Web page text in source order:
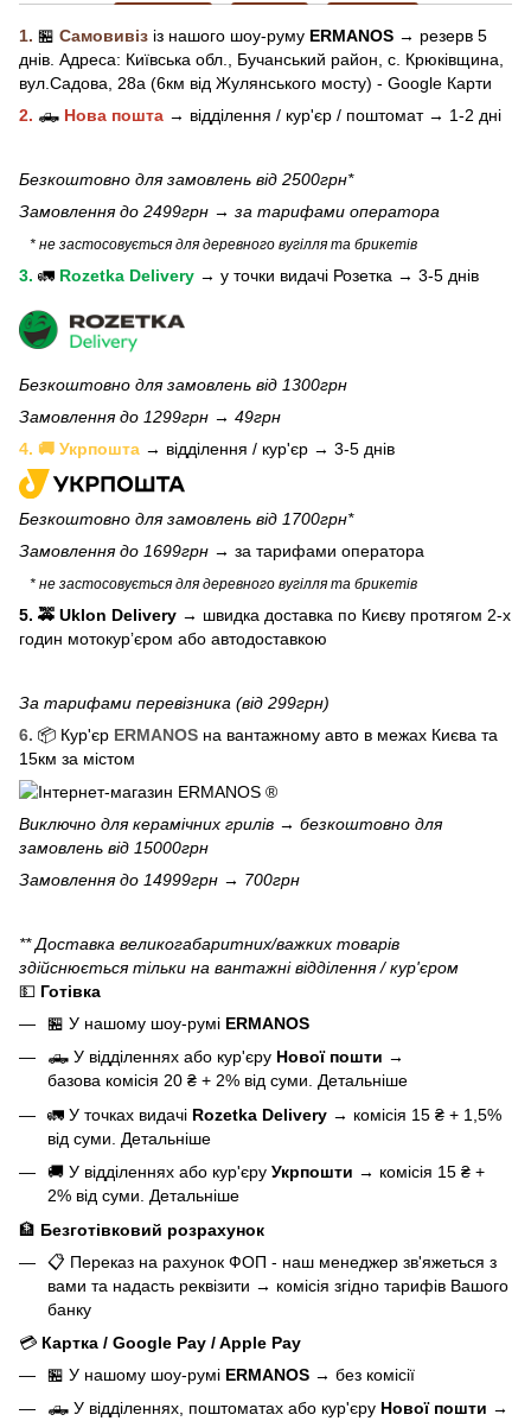
1. 🏪 Самовивіз із нашого шоу-руму ERMANOS → резерв 5
днів. Адреса: Київська обл.,
Бучанський район, с. Крюківщина,
вул.Садова, 28а (6км від Жулянського мосту) - Google Карти
2. 🛻 Нова пошта → відділення / кур'єр / поштомат → 1-2 дні
Безкоштовно для замовлень від 2500грн*
Замовлення до 2499грн → за тарифами оператора
* не застосовується для деревного вугілля та брикетів
3. 🚛 Rozetka Delivery → у точки видачі Розетка → 3-5 днів
Безкоштовно для замовлень від 1300грн
Замовлення до 1299грн → 49грн
4. 🚚 Укрпошта → відділення / кур'єр → 3-5 днів
Безкоштовно для замовлень від 1700грн*
Замовлення до 1699грн → за тарифами оператора
* не застосовується для деревного вугілля та брикетів
5. 🚕 Uklon Delivery → швидка доставка по Києву протягом 2-х
годин мотокурʼєром або автодоставкою
За тарифами перевізника (від 299грн)
6. 📦 Кур'єр ERMANOS на вантажному авто в межах Києва та
15км за містом
Виключно длякерамічних грилів → безкоштовно для
замовлень від 15000грн
Замовлення до 14999грн → 700грн
** Доставка великогабаритних/важких товарів
здійснюється тільки на вантажні відділення / кур'єром
💵 Готівка
🏪 У нашому шоу-румі ERMANOS
🛻 У відділеннях або кур'єру Нової пошти →
базова комісія 20 ₴ + 2% від суми. Детальніше
🚛 У точках видачі Rozetka Delivery → комісія 15 ₴ + 1,5%
від суми. Детальніше
🚚 У відділеннях або кур'єру Укрпошти → комісія 15 ₴ +
2% від суми. Детальніше
🏦 Безготівковий розрахунок
📋 Переказ на рахунок ФОП - наш менеджер зв'яжеться з
вами та надасть реквізити → комісія згідно тарифів Вашого
банку
💳 Картка / Google Pay / Apple Pay
🏪 У нашому шоу-румі ERMANOS → без комісії
🛻 У відділеннях, поштоматах або кур'єру Нової пошти →